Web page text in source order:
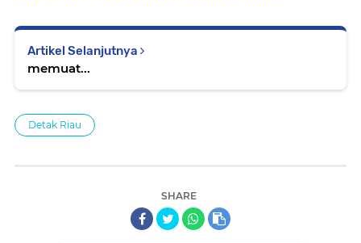
Artikel Selanjutnya
memuat...
Detak Riau
SHARE